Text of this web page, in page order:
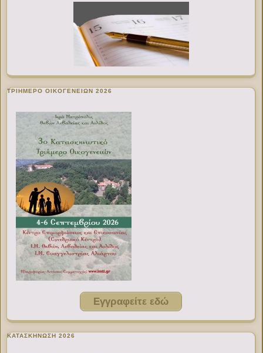
ΤΡΙΗΜΕΡΟ ΟΙΚΟΓΕΝΕΙΩΝ 2026
Εγγραφείτε εδώ
ΚΑΤΑΣΚΗΝΩΣΗ 2026